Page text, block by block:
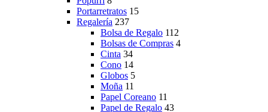
Portarretratos 15
Regalería 237
Bolsa de Regalo 112
Bolsas de Compras 4
Cinta 34
Cono 14
Globos 5
Moña 11
Papel Coreano 11
Papel de Regalo 43